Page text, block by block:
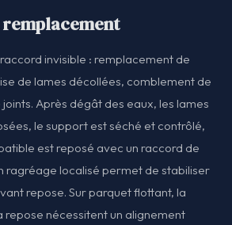
invisible : remplacement de
de lames décollées, comblement de
Après dégât des eaux, les lames
le support est séché et contrôlé,
est reposé avec un raccord de
ragréage localisé permet de stabiliser
repose. Sur parquet flottant, la
repose nécessitent un alignement